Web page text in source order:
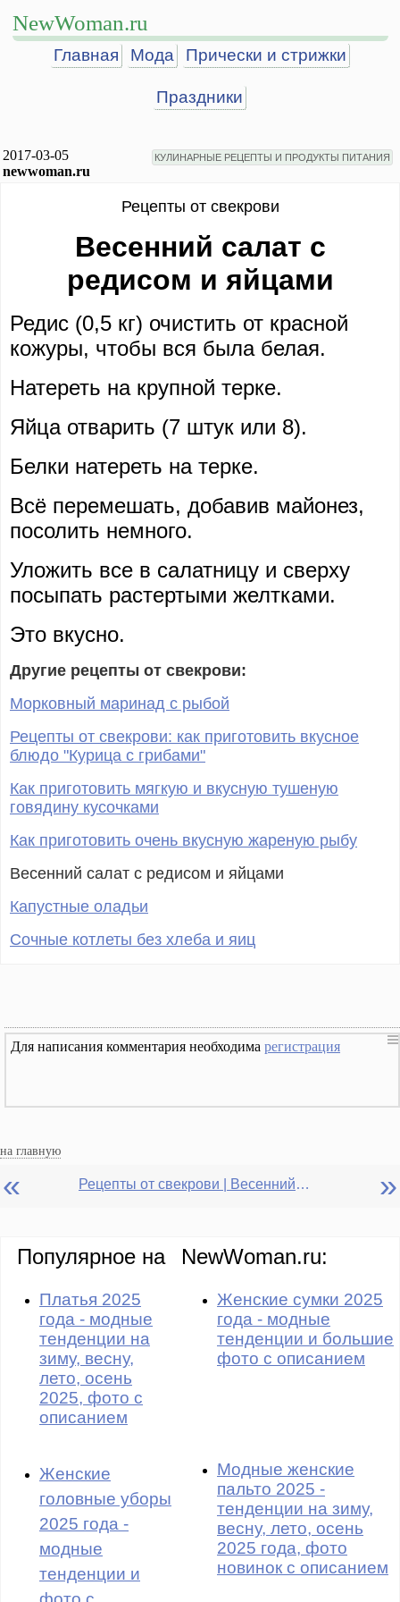
NewWoman.ru
Главная Мода Прически и стрижки
Праздники
2017-03-05
newwoman.ru
КУЛИНАРНЫЕ РЕЦЕПТЫ И ПРОДУКТЫ ПИТАНИЯ
Рецепты от свекрови
Весенний салат с
редисом и яйцами
Редис (0,5 кг) очистить от красной
кожуры, чтобы вся была белая.
Натереть на крупной терке.
Яйца отварить (7 штук или 8).
Белки натереть на терке.
Всё перемешать, добавив майонез,
посолить немного.
Уложить все в салатницу и сверху
посыпать растертыми желтками.
Это вкусно.
Другие рецепты от свекрови:
Морковный маринад с рыбой
Рецепты от свекрови: как приготовить вкусное
блюдо "Курица с грибами"
Как приготовить мягкую и вкусную тушеную
говядину кусочками
Как приготовить очень вкусную жареную рыбу
Весенний салат с редисом и яйцами
Капустные оладьи
Сочные котлеты без хлеба и яиц
Для написания комментария необходима регистрация
на главную
« Рецепты от свекрови | Весенний салат с редисом и яйцами »
Популярное на NewWoman.ru:
Платья 2025
года - модные
тенденции на
зиму, весну,
лето, осень
2025, фото с
описанием
Женские сумки 2025
года - модные
тенденции и большие
фото с описанием
Женские
головные уборы
2025 года -
модные
тенденции и
Модные женские
пальто 2025 -
тенденции на зиму,
весну, лето, осень
2025 года, фото
новинок с описанием